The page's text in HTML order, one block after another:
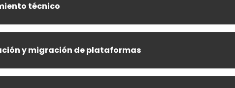
técnico
y migración de plataformas